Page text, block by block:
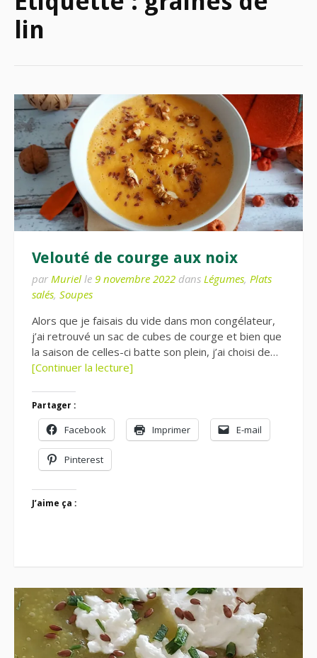
lin
Velouté de courge aux noix
par Muriel le 9 novembre 2022 dans Légumes, Plats
salés, Soupes
Alors que je faisais du vide dans mon congélateur,
j’ai retrouvé un sac de cubes de courge et bien que
la saison de celles-ci batte son plein, j’ai choisi de…
[Continuer la lecture]
Partager :
Facebook Imprimer E-mail
Pinterest
J’aime ça :